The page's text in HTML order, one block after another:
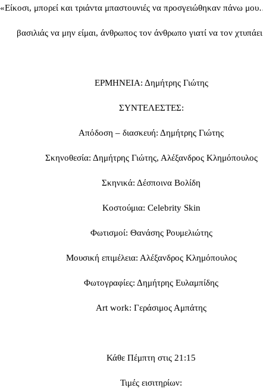
«Είκοσι, μπορεί και τριάντα μπαστουνιές να προσγειώθηκαν πάνω
βασιλιάς να μην είμαι, άνθρωπος τον άνθρωπο γιατί να τον χτυπάει
ΕΡΜΗΝΕΙΑ: Δημήτρης Γιώτης
ΣΥΝΤΕΛΕΣΤΕΣ:
Απόδοση – διασκευή: Δημήτρης Γιώτης
Σκηνοθεσία: Δημήτρης Γιώτης, Αλέξανδρος Κλημόπουλος
Σκηνικά: Δέσποινα Βολίδη
Κοστούμια: Celebrity Skin
Φωτισμοί: Θανάσης Ρουμελιώτης
Μουσική επιμέλεια: Αλέξανδρος Κλημόπουλος
Φωτογραφίες: Δημήτρης Ευλαμπίδης
Art work: Γεράσιμος Αμπάτης
Κάθε Πέμπτη στις 21:15
Τιμές εισιτηρίων: